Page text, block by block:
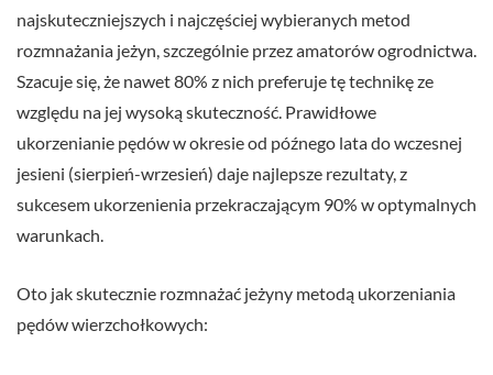
najskuteczniejszych i najczęściej wybieranych metod
rozmnażania jeżyn, szczególnie przez amatorów ogrodnictwa.
Szacuje się, że nawet 80% z nich preferuje tę technikę ze
względu na jej wysoką skuteczność. Prawidłowe
ukorzenianie pędów w okresie od późnego lata do wczesnej
jesieni (sierpień-wrzesień) daje najlepsze rezultaty, z
sukcesem ukorzenienia przekraczającym 90% w optymalnych
warunkach.
Oto jak skutecznie rozmnażać jeżyny metodą ukorzeniania
pędów wierzchołkowych: